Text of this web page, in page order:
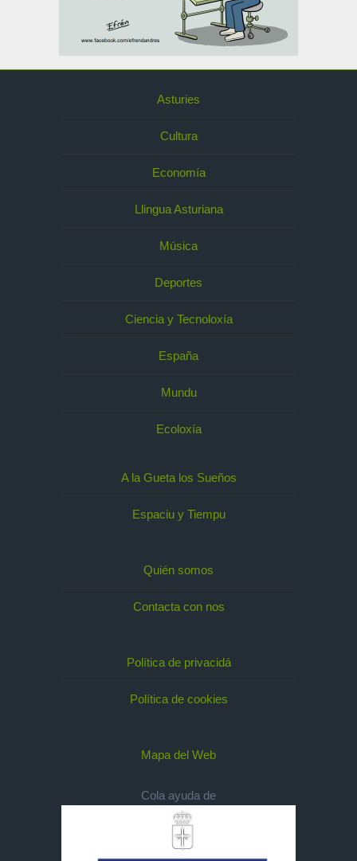
Asturies
Cultura
Economía
Llingua Asturiana
Música
Deportes
Ciencia y Tecnoloxía
España
Mundu
Ecoloxía
A la Gueta los Sueños
Espaciu y Tiempu
Quién somos
Contacta con nos
Política de privacidá
Política de cookies
Mapa del Web
Cola ayuda de